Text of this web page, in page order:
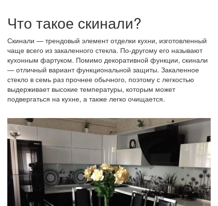
Что такое скинали?
Скинали — трендовый элемент отделки кухни, изготовленный
чаще всего из закаленного стекла. По-другому его называют
кухонным фартуком. Помимо декоративной функции, скинали
— отличный вариант функциональной защиты. Закаленное
стекло в семь раз прочнее обычного, поэтому с легкостью
выдерживает высокие температуры, которым может
подвергаться на кухне, а также легко очищается.